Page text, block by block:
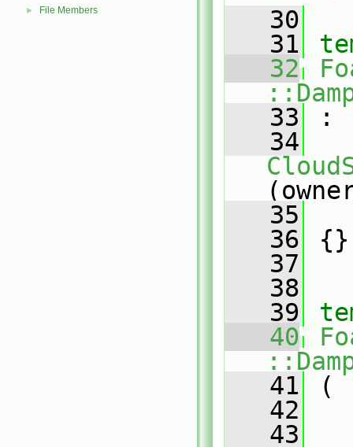
► File Members
   30
   31
   32
   33
:
   34
   35
   36
{}
   37
   38
   39
   40
   41
(
   42
   43